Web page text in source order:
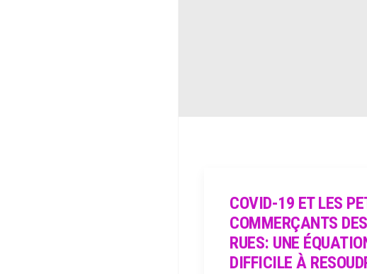
COVID-19 ET LES
COMMERÇANTS DES
RUES: UNE
DIFFICILE À